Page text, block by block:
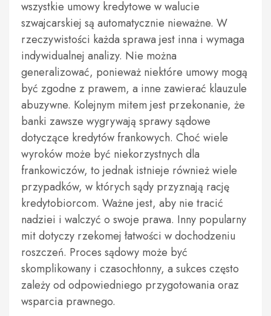
wszystkie umowy kredytowe w walucie
szwajcarskiej są automatycznie nieważne. W
rzeczywistości każda sprawa jest inna i wymaga
indywidualnej analizy. Nie można
generalizować, ponieważ niektóre umowy mogą
być zgodne z prawem, a inne zawierać klauzule
abuzywne. Kolejnym mitem jest przekonanie, że
banki zawsze wygrywają sprawy sądowe
dotyczące kredytów frankowych. Choć wiele
wyroków może być niekorzystnych dla
frankowiczów, to jednak istnieje również wiele
przypadków, w których sądy przyznają rację
kredytobiorcom. Ważne jest, aby nie tracić
nadziei i walczyć o swoje prawa. Inny popularny
mit dotyczy rzekomej łatwości w dochodzeniu
roszczeń. Proces sądowy może być
skomplikowany i czasochłonny, a sukces często
zależy od odpowiedniego przygotowania oraz
wsparcia prawnego.